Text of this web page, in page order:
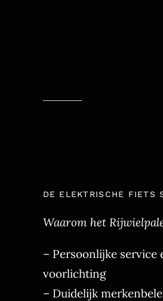
DE ELEKTRISCHE FIETS
Waarom het
– Persoonlijke service
voorlichting
– Duidelijk